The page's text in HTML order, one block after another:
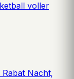
voller
Nacht,